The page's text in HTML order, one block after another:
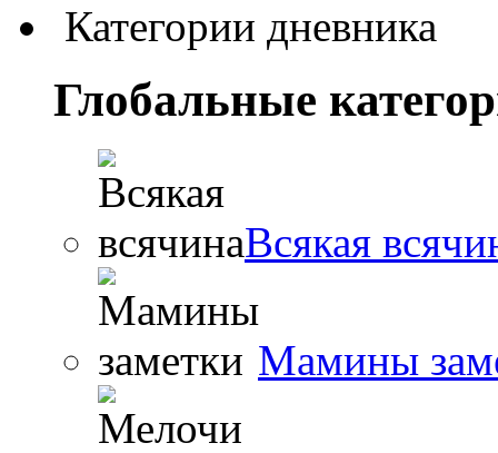
Категории дневника
Глобальные
Всякая
Мамины